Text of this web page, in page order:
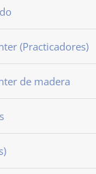
(Practicadores)
de madera